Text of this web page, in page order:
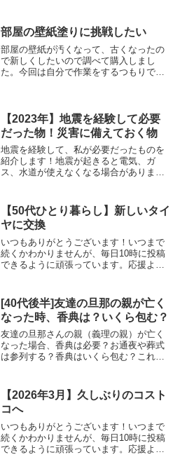
満杯寸前のハードディスク（HDD）容量
と格闘する日常を綴っています。
部屋の壁紙塗りに挑戦したい
部屋の壁紙が汚くなって、古くなったの
で新しくしたいので調べて購入しまし
た。今回は自分で作業をするつもりで
ってある壁紙の上に塗るタイ...
【2023年】地震を経験して必要
だった物！災害に備えておく物
地震を経験して、私が必要だったものを
紹介します！地震が起きると電気、ガ
ス、水道が使えなくなる場合がありま
とても大事です。断水などになると、お
風呂、トイレ、洗顔、ご飯作り...
【50代ひとり暮らし】新しいタイ
ヤに交換
いつもありがとうございます！いつまで
続くかわかりませんが、毎日10時に投稿
できるように頑張っています。応援よろ
めて交換しました。ヒビが入っていたの
で、もう交換しないと...
[40代後半]友達の旦那の親が亡く
なった時、香典は？いくら包む？
友達の旦那さんの親（義理の親）が亡く
なった場合、香典は必要？お通夜や葬式
は参列する？香典はいくら包む？これか
リアルな判断や金額相場を記しておきま
す。
【2026年3月】久しぶりのコスト
コへ
いつもありがとうございます！いつまで
続くかわかりませんが、毎日10時に投稿
できるように頑張っています。応援よろ